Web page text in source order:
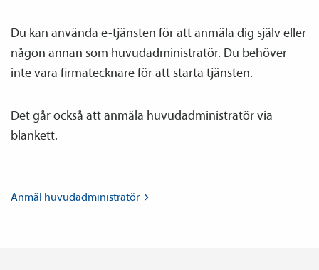
Du kan använda e-tjänsten för att anmäla dig själv eller
någon annan som huvud­­administratör. Du behöver
inte vara firmatecknare för att starta tjänsten.
Det går också att anmäla huvud­­administratör via
blankett.
Anmäl huvud­­administratör